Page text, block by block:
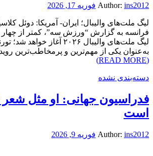
Author: ins2012 فوریه 17, 2026
فرانسه به گزارش “ورزش سه”، کمتر از چهار
لیگ ملت‌های والیبال ۲۰۲۶ آغاز
به‌عنوان یکی از مهم‌ترین و پرمخاطب‌ترین
(READ MORE)
دسته‌بندی نشده
فدراسیون جهانی: او مثل شعر
است
Author: ins2012 فوریه 9, 2026